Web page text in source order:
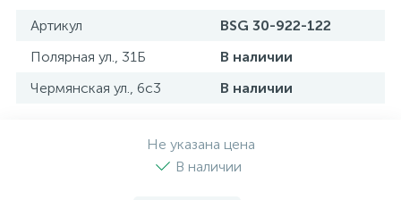
Артикул
BSG 30-922-122
Полярная ул., 31Б
В наличии
Чермянская ул., 6с3
В наличии
Не указана цена
В наличии